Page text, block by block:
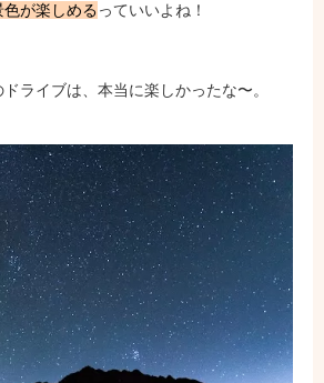
が楽しめるっていいよね！
ライブは、本当に楽しかったな〜。